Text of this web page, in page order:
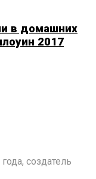
в домашних
2017
создатель